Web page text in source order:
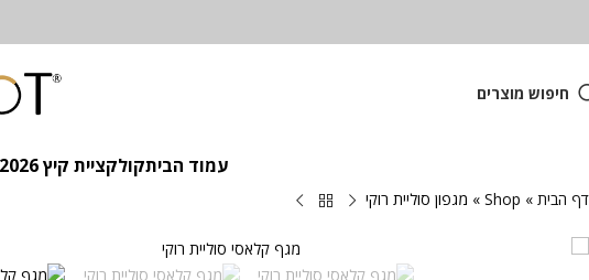
חיפוש מוצרים
עמוד הביתקולקציית קיץ 2026
דף הבית »
Shop
» מגפון סוליית רוקי